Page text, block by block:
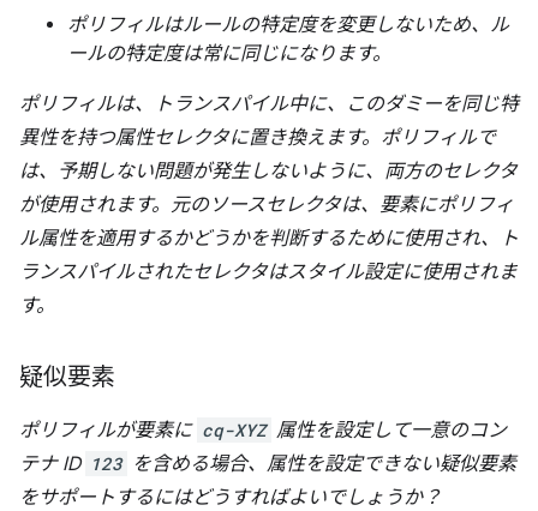
ポリフィルはルールの特定度を変更しないため、ル
ールの特定度は常に同じになります。
ポリフィルは、トランスパイル中に、このダミーを同じ特
異性を持つ属性セレクタに置き換えます。ポリフィルで
は、予期しない問題が発生しないように、両方のセレクタ
が使用されます。元のソースセレクタは、要素にポリフィ
ル属性を適用するかどうかを判断するために使用され、ト
ランスパイルされたセレクタはスタイル設定に使用されま
す。
疑似要素
ポリフィルが要素に cq-XYZ 属性を設定して一意のコン
テナ ID 123 を含める場合、属性を設定できない疑似要素
をサポートするにはどうすればよいでしょうか？